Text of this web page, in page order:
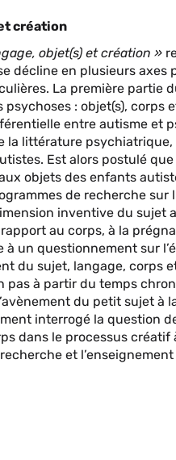
création
objet(s) et création »
décline en plusieurs axes
La première partie
: objet(s), corps
entre autisme et
la littérature
Est alors postulé
objets des enfants
de recherche sur
inventive du sujet
au corps, à la
un questionnement sur
du sujet, langage, corps
pas à partir du temps
du petit sujet à
interrogé la question
dans le processus
et l’enseignement